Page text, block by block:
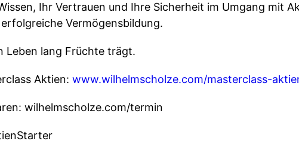
Ihr Vertrauen und Ihre Sicherheit im Umgang mit
Vermögensbildung.
Leben lang Früchte trägt.
Aktien: www.wilhelmscholze.com/masterclass-
wilhelmscholze.com/termin